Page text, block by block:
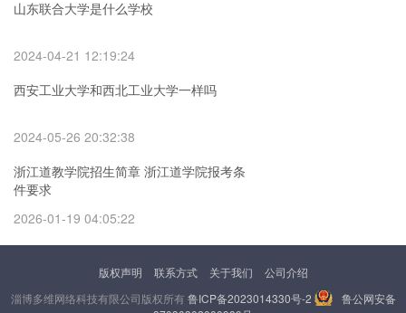
山东联合大学是什么学校
2024-04-21 12:19:24
西安工业大学和西北工业大学一样吗
2024-05-26 20:32:38
浙江道教学院招生简章 浙江道学院报考条
件要求
2026-01-19 04:05:22
版权声明 联系方式 关于我们
公司介绍
淄博多维网络科技有限公司版权所有鲁ICP备2023014330号-2
鲁公网安备